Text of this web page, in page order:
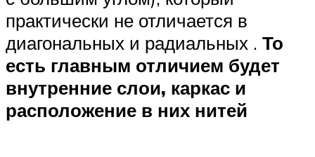
практически не отличается в
диагональных и радиальных . То
есть главным отличием будет
внутренние слои, каркас и
расположение в них нитей